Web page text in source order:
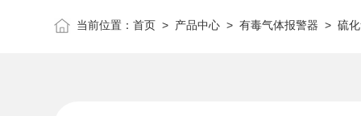
当前位置：首页 > 产品中心 >有毒气体报警器 >硫